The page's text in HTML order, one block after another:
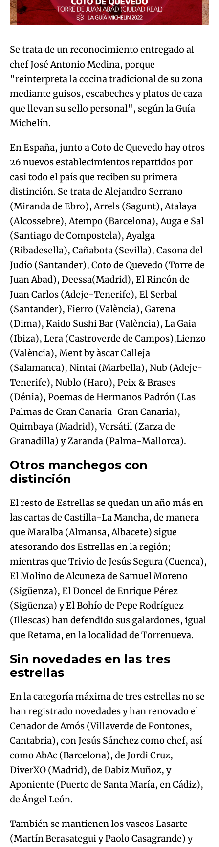
Se trata de un reconocimiento entregado al
chef José Antonio Medina, porque
"reinterpreta la cocina tradicional de su zona
mediante guisos, escabeches y platos de caza
que llevan su sello personal", según la Guía
Michelín.
En España, junto a Coto de Quevedo hay otros
26 nuevos establecimientos repartidos por
casi todo el país que reciben su primera
distinción. Se trata de Alejandro Serrano
(Miranda de Ebro), Arrels (Sagunt), Atalaya
(Alcossebre), Atempo (Barcelona), Auga e Sal
(Santiago de Compostela), Ayalga
(Ribadesella), Cañabota (Sevilla), Casona del
Judío (Santander), Coto de Quevedo (Torre de
Juan Abad), Deessa(Madrid), El Rincón de
Juan Carlos (Adeje-Tenerife), El Serbal
(Santander), Fierro (València), Garena
(Dima), Kaido Sushi Bar (València), La Gaia
(Ibiza), Lera (Castroverde de Campos),Lienzo
(València), Ment by àscar Calleja
(Salamanca), Nintai (Marbella), Nub (Adeje-
Tenerife), Nublo (Haro), Peix & Brases
(Dénia), Poemas de Hermanos Padrón (Las
Palmas de Gran Canaria-Gran Canaria),
Quimbaya (Madrid), Versátil (Zarza de
Granadilla) y Zaranda (Palma-Mallorca).
Otros manchegos con
distinción
El resto de Estrellas se quedan un año más en
las cartas de Castilla-La Mancha, de manera
que Maralba (Almansa, Albacete) sigue
atesorando dos Estrellas en la región;
mientras que Trivio de Jesús Segura (Cuenca),
El Molino de Alcuneza de Samuel Moreno
(Sigüenza), El Doncel de Enrique Pérez
(Sigüenza) y El Bohío de Pepe Rodríguez
(Illescas) han defendido sus galardones, igual
que Retama, en la localidad de Torrenueva.
Sin novedades en las tres
estrellas
En la categoría máxima de tres estrellas no se
han registrado novedades y han renovado el
Cenador de Amós (Villaverde de Pontones,
Cantabria), con Jesús Sánchez como chef, así
como AbAc (Barcelona), de Jordi Cruz,
DiverXO (Madrid), de Dabiz Muñoz, y
Aponiente (Puerto de Santa María, en Cádiz),
de Ángel León.
También se mantienen los vascos Lasarte
(Martín Berasategui y Paolo Casagrande) y